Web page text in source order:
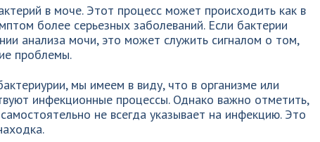
в моче. Этот процесс может происходить как в
более серьезных заболеваний. Если бактерии
анализа мочи, это может служить сигналом о том,
проблемы.
мы имеем в виду, что в организме или
инфекционные процессы. Однако важно отметить,
не всегда указывает на инфекцию. Это